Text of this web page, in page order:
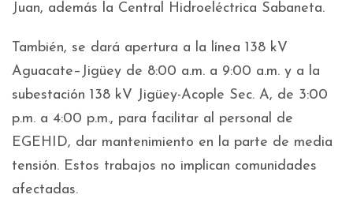
Juan, además la Central Hidroeléctrica Sabaneta.
También, se dará apertura a la línea 138 kV
Aguacate–Jigüey de 8:00 a.m. a 9:00 a.m. y a la
subestación 138 kV Jigüey-Acople Sec. A, de 3:00
p.m. a 4:00 p.m., para facilitar al personal de
EGEHID, dar mantenimiento en la parte de media
tensión. Estos trabajos no implican comunidades
afectadas.